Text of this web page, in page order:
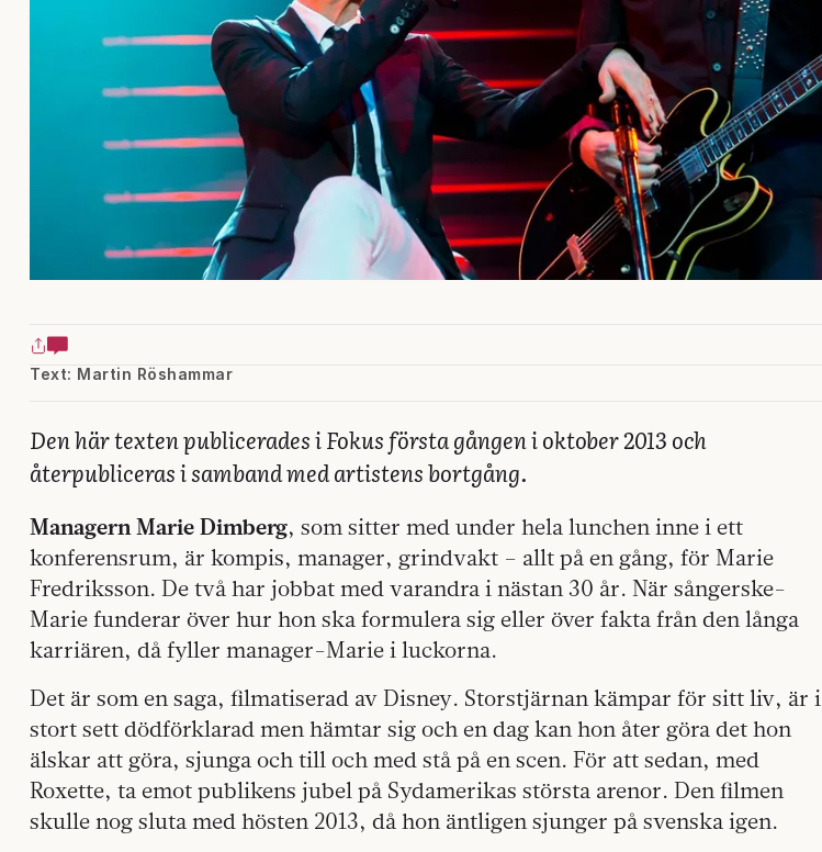
Text: Martin Röshammar
Den här texten publicerades i Fokus första gången i oktober 2013 och
återpubliceras i samband med artistens bortgång.
Managern Marie Dimberg, som sitter med under hela lunchen inne i ett
konferensrum, är kompis, manager, grindvakt – allt på en gång, för Marie
Fredriksson. De två har jobbat med varandra i nästan 30 år. När sångerske-
Marie funderar över hur hon ska formulera sig eller över fakta från den långa
karriären, då fyller manager-Marie i luckorna.
Det är som en saga, filmatiserad av Disney. Storstjärnan kämpar för sitt liv, är i
stort sett dödförklarad men hämtar sig och en dag kan hon åter göra det hon
älskar att göra, sjunga och till och med stå på en scen. För att sedan, med
Roxette, ta emot publikens jubel på Sydamerikas största arenor. Den filmen
skulle nog sluta med hösten 2013, då hon äntligen sjunger på svenska igen.